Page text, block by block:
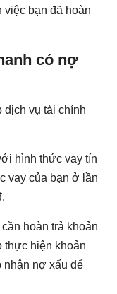
việc bạn đã hoàn
có nợ
dịch vụ tài chính
hình thức vay tín
vay của bạn ở lần
hoàn trả khoản
thực hiện khoản
nhận nợ xấu để